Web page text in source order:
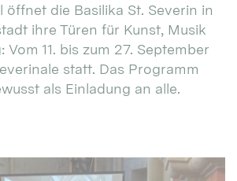
öffnet die Basilika St. Severin in
ihre Türen für Kunst, Musik
Vom 11. bis zum 27. September
statt. Das Programm
als Einladung an alle.